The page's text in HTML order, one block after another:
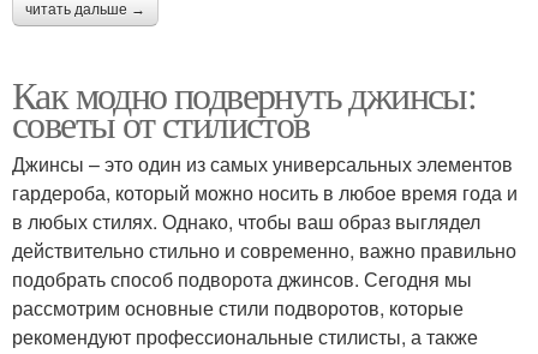
читать дальше →
Как модно подвернуть джинсы:
советы от стилистов
Джинсы – это один из самых универсальных элементов
гардероба, который можно носить в любое время года и
в любых стилях. Однако, чтобы ваш образ выглядел
действительно стильно и современно, важно правильно
подобрать способ подворота джинсов. Сегодня мы
рассмотрим основные стили подворотов, которые
рекомендуют профессиональные стилисты, а также